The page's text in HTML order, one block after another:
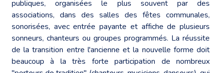
publiques, organisées le plus souvent par des
associations, dans des salles des fêtes communales,
sonorisées, avec entrée payante et affiche de plusieurs
sonneurs, chanteurs ou groupes programmés. La réussite
de la transition entre l'ancienne et la nouvelle forme doit
beaucoup à la très forte participation de nombreux